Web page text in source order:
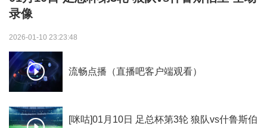
录像
2026-01-10 23:23:48
流畅点播（直播吧客户端观看）
[咪咕]01月10日 足总杯第3轮 狼队vs什鲁斯伯